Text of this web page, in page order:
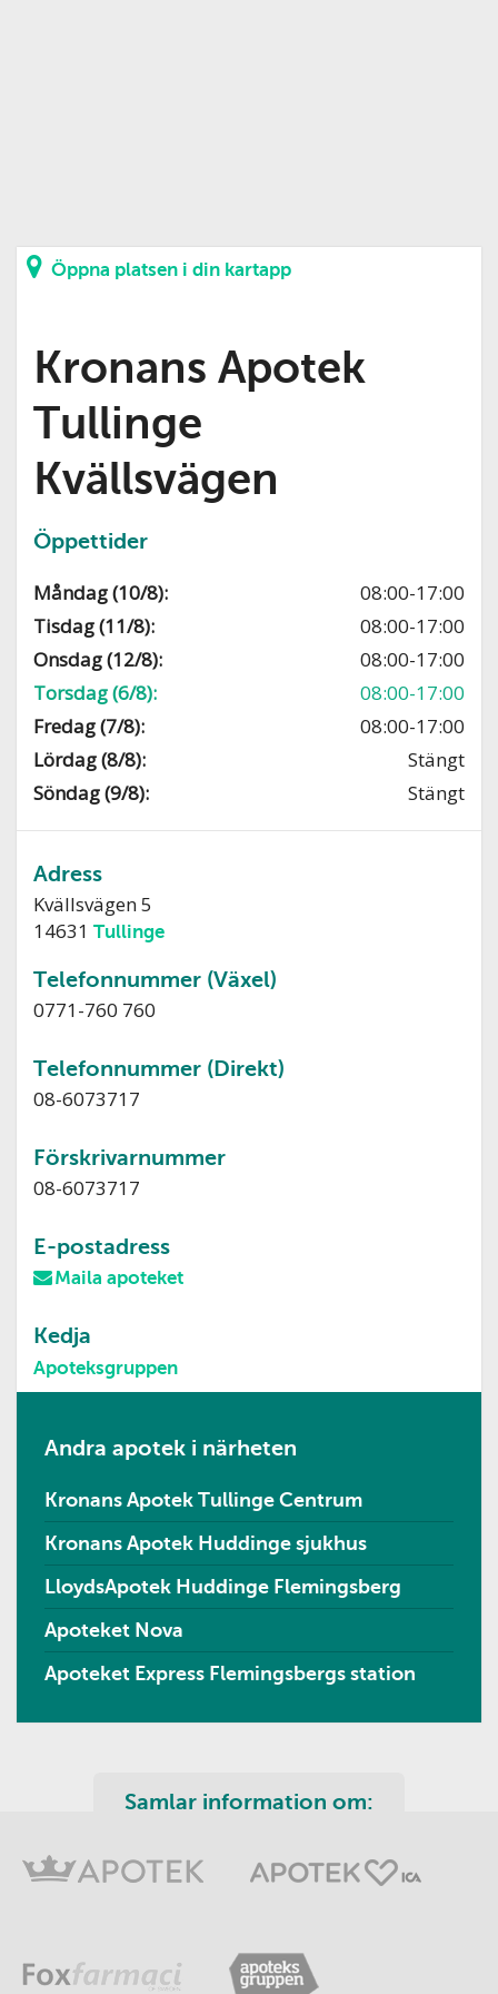
Öppna platsen i din kartapp
Kronans Apotek
Tullinge
Kvällsvägen
Öppettider
Måndag (10/8):
08:00-17:00
Tisdag (11/8):
08:00-17:00
Onsdag (12/8):
08:00-17:00
Torsdag (6/8):
08:00-17:00
Fredag (7/8):
08:00-17:00
Lördag (8/8):
Stängt
Söndag (9/8):
Stängt
Adress
Kvällsvägen 5
14631Tullinge
Telefonnummer (Växel)
0771-760 760
Telefonnummer (Direkt)
08-6073717
Förskrivarnummer
08-6073717
E-postadress
Maila apoteket
Kedja
Apoteksgruppen
Andra apotek i närheten
Kronans Apotek Tullinge Centrum
Kronans Apotek Huddinge sjukhus
LloydsApotek Huddinge Flemingsberg
Apoteket Nova
Apoteket Express Flemingsbergs station
Samlar information om: